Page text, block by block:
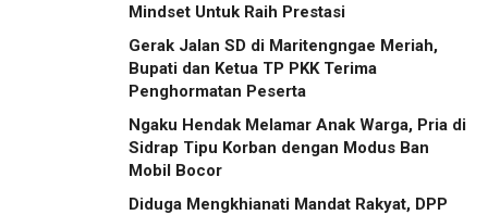
Mindset Untuk Raih Prestasi
Gerak Jalan SD di Maritengngae Meriah,
Bupati dan Ketua TP PKK Terima
Penghormatan Peserta
Ngaku Hendak Melamar Anak Warga, Pria di
Sidrap Tipu Korban dengan Modus Ban
Mobil Bocor
Diduga Mengkhianati Mandat Rakyat, DPP